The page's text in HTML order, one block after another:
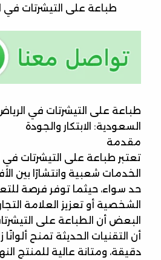
طباعة على التيشرتات في
طباعة على التيشرتات في
السعودية: الابتكار والجودة
مقدمة
تعتبر طباعة على التيشرتات في
الخدمات شعبية وانتشارًا بين
حد سواء، حيثما توفر فرصة
الشخصية أو تعزيز العلامة
البعض أن الطباعة على
أن التقنيات الحديثة تمنح
دقيقة، ومتانة عالية للمنتج